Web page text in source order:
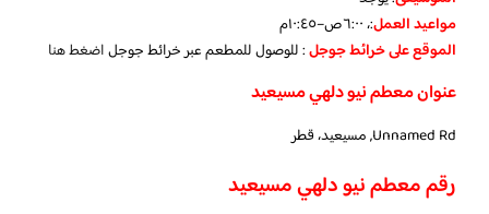
مواعيد العمل:، ٦:٠٠ص–١٠:٤٥م
الموقع على خرائط جوجل: للوصول للمطعم عبر خرائط جوجلاضغط هنا
عنوان معطم نيو دلهي مسيعيد
Unnamed Rd, مسيعيد، قطر
رقم معطم نيو دلهي مسيعيد